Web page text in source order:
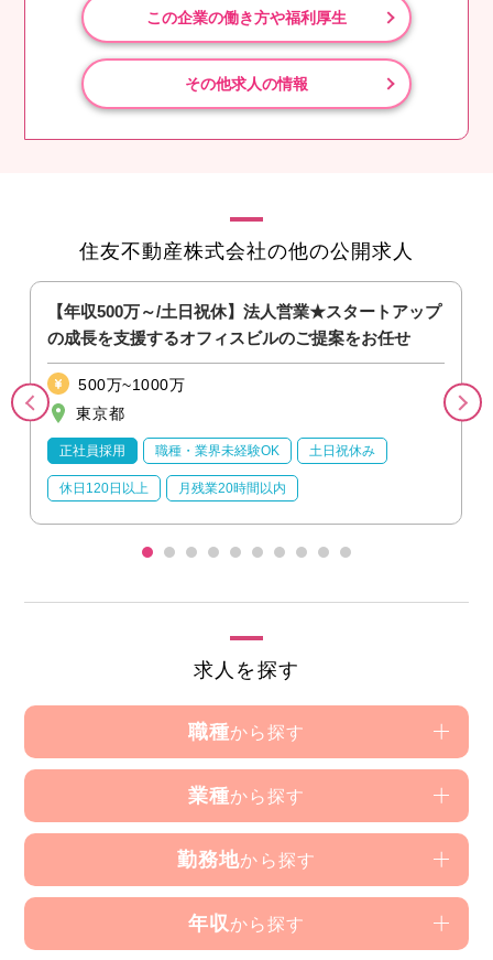
この企業の働き方や福利厚生
その他求人の情報
住友不動産株式会社の他の公開求人
【年収500万～/土日祝休】法人営業★スタートアップ
の成長を支援するオフィスビルのご提案をお任せ
500万~1000万
東京都
正社員採用 職種・業界未経験OK 土日祝休み
休日120日以上 月残業20時間以内
求人を探す
職種から探す
業種から探す
勤務地から探す
年収 から探す